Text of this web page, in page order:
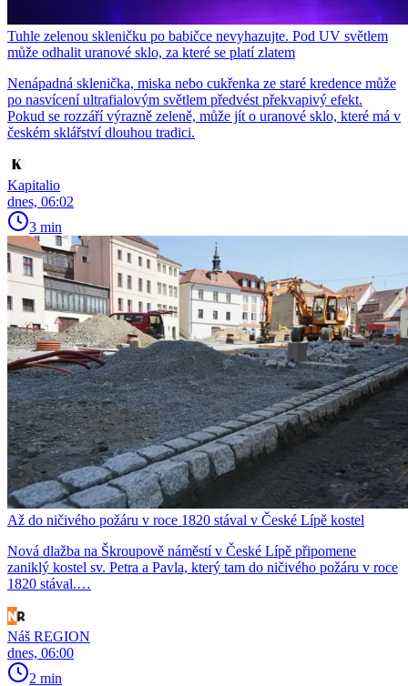
Tuhle zelenou skleničku po babičce nevyhazujte. Pod UV světlem
může odhalit uranové sklo, za které se platí zlatem
Nenápadná sklenička, miska nebo cukřenka ze staré kredence může
po nasvícení ultrafialovým světlem předvést překvapivý efekt.
Pokud se rozzáří výrazně zeleně, může jít o uranové sklo, které má v
českém sklářství dlouhou tradici.
Kapitalio
dnes, 06:02
3 min
Až do ničivého požáru v roce 1820 stával v České Lípě kostel
Nová dlažba na Škroupově náměstí v České Lípě připomene
zaniklý kostel sv. Petra a Pavla, který tam do ničivého požáru v roce
1820 stával.…
Náš REGION
dnes, 06:00
2 min